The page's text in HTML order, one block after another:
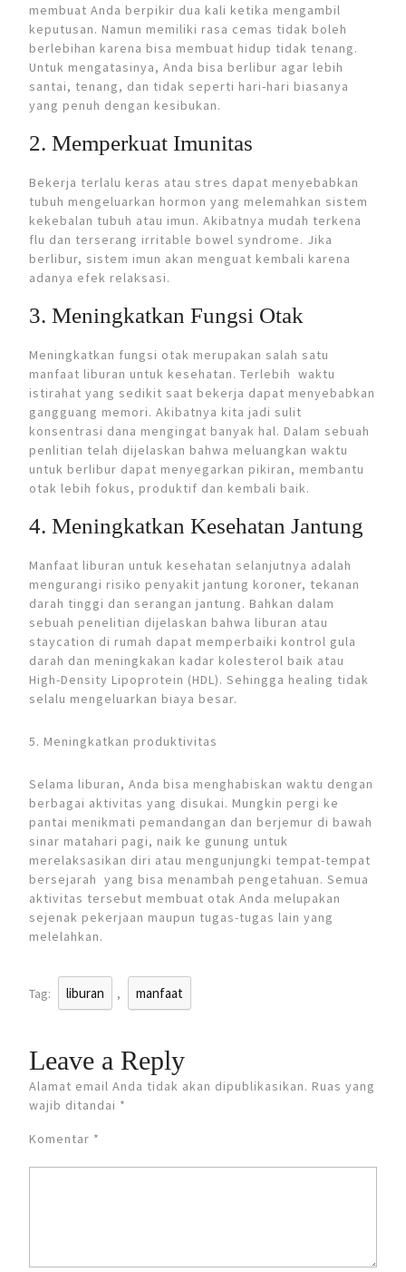
membuat Anda berpikir dua kali ketika mengambil
keputusan. Namun memiliki rasa cemas tidak boleh
berlebihan karena bisa membuat hidup tidak tenang.
Untuk mengatasinya, Anda bisa berlibur agar lebih
santai, tenang, dan tidak seperti hari-hari biasanya
yang penuh dengan kesibukan.
2. Memperkuat Imunitas
Bekerja terlalu keras atau stres dapat menyebabkan
tubuh mengeluarkan hormon yang melemahkan sistem
kekebalan tubuh atau imun. Akibatnya mudah terkena
flu dan terserang irritable bowel syndrome. Jika
berlibur, sistem imun akan menguat kembali karena
adanya efek relaksasi.
3. Meningkatkan Fungsi Otak
Meningkatkan fungsi otak merupakan salah satu
manfaat liburan untuk kesehatan. Terlebih waktu
istirahat yang sedikit saat bekerja dapat menyebabkan
gangguang memori. Akibatnya kita jadi sulit
konsentrasi dana mengingat banyak hal. Dalam sebuah
penlitian telah dijelaskan bahwa meluangkan waktu
untuk berlibur dapat menyegarkan pikiran, membantu
otak lebih fokus, produktif dan kembali baik.
4. Meningkatkan Kesehatan Jantung
Manfaat liburan untuk kesehatan selanjutnya adalah
mengurangi risiko penyakit jantung koroner, tekanan
darah tinggi dan serangan jantung. Bahkan dalam
sebuah penelitian dijelaskan bahwa liburan atau
staycation di rumah dapat memperbaiki kontrol gula
darah dan meningkakan kadar kolesterol baik atau
High-Density Lipoprotein (HDL). Sehingga healing tidak
selalu mengeluarkan biaya besar.
5. Meningkatkan produktivitas
Selama liburan, Anda bisa menghabiskan waktu dengan
berbagai aktivitas yang disukai. Mungkin pergi ke
pantai menikmati pemandangan dan berjemur di bawah
sinar matahari pagi, naik ke gunung untuk
merelaksasikan diri atau mengunjungki tempat-tempat
bersejarah yang bisa menambah pengetahuan. Semua
aktivitas tersebut membuat otak Anda melupakan
sejenak pekerjaan maupun tugas-tugas lain yang
melelahkan.
Tag: liburan , manfaat
Leave a Reply
Alamat email Anda tidak akan dipublikasikan. Ruas yang
wajib ditandai *
Komentar *